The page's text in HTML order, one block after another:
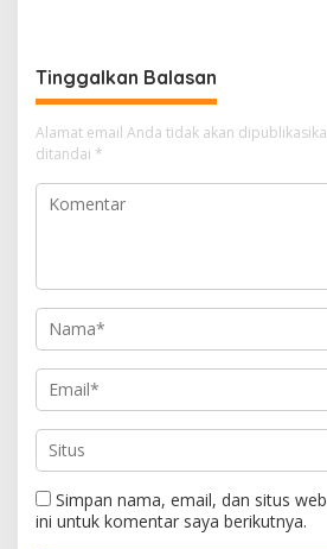
Tinggalkan Balasan
Alamat email Anda tidak akan
ditandai *
Simpan nama, email, dan situs
ini untuk komentar saya berikutnya.